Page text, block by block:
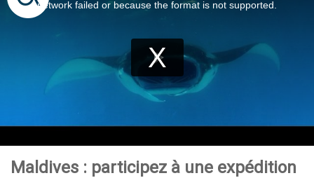
Maldives : participez à une expédition